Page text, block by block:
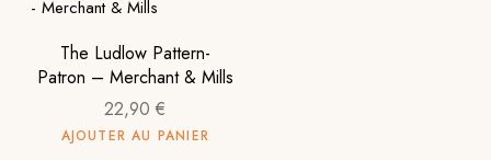
The Ludlow Pattern-
Patron – Merchant & Mills
22,90€
AJOUTER AU PANIER